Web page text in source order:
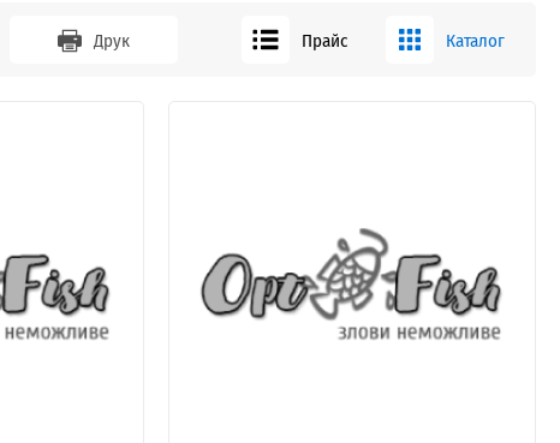
Друк Прайс Каталог